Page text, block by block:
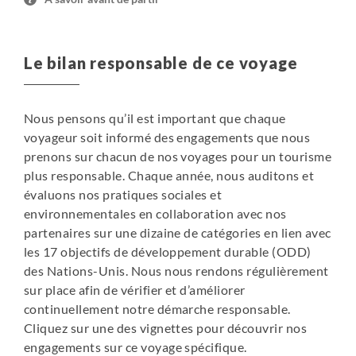
Le bilan responsable de ce voyage
Nous pensons qu’il est important que chaque
voyageur soit informé des engagements que nous
prenons sur chacun de nos voyages pour un tourisme
plus responsable. Chaque année, nous auditons et
évaluons nos pratiques sociales et
environnementales en collaboration avec nos
partenaires sur une dizaine de catégories en lien avec
les 17 objectifs de développement durable (ODD)
des Nations-Unis. Nous nous rendons régulièrement
sur place afin de vérifier et d’améliorer
continuellement notre démarche responsable.
Cliquez sur une des vignettes pour découvrir nos
engagements sur ce voyage spécifique.